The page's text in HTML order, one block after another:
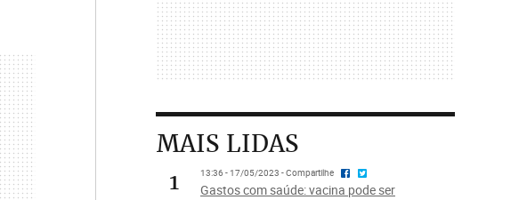
MAIS LIDAS
1
13:36 - 17/05/2023 - Compartilhe
Gastos com saúde: vacina pode ser